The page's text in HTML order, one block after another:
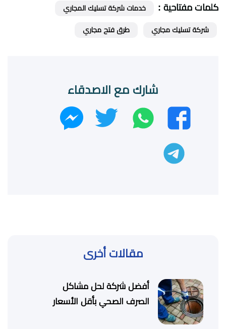
كلمات مفتاحية : خدمات شركة تسليك المجاري
شركة تسليك مجاري طرق فتح مجاري
شارك مع الاصدقاء
فيسبوك واتسابتويتر ماسنجر
مقالات أخرى
أفضل شركة لحل مشاكل
الصرف الصحي بأقل الأسعار